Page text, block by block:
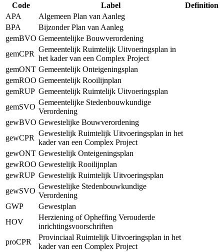
Code
Label
Definition
APA
Algemeen Plan van Aanleg
BPA
Bijzonder Plan van Aanleg
gemBVO Gemeentelijke Bouwverordening
gemCPR
Gemeentelijk Ruimtelijk Uitvoeringsplan in
het kader van een Complex Project
gemONT Gemeentelijk Onteigeningsplan
gemROO Gemeentelijk Rooilijnplan
gemRUP Gemeentelijk Ruimtelijk Uitvoeringsplan
gemSVO
Gemeentelijke Stedenbouwkundige
Verordening
gewBVO Gewestelijke Bouwverordening
gewCPR
Gewestelijk Ruimtelijk Uitvoeringsplan in het
kader van een Complex Project
gewONT Gewestelijk Onteigeningsplan
gewROO Gewestelijk Rooilijnplan
gewRUP Gewestelijk Ruimtelijk Uitvoeringsplan
gewSVO
Gewestelijke Stedenbouwkundige
Verordening
GWP
Gewestplan
HOV
Herziening of Opheffing Verouderde
inrichtingsvoorschriften
proCPR
Provinciaal Ruimtelijk Uitvoeringsplan in het
kader van een Complex Project